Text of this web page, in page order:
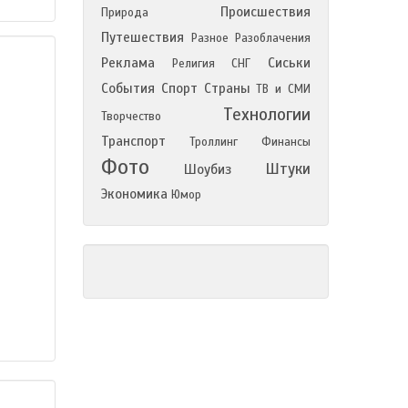
Природа
Происшествия
Путешествия
Разное Разоблачения
Реклама Религия СНГ
Сиськи
События Спорт Страны ТВ и СМИ
Творчество
Технологии
Транспорт Троллинг Финансы
Фото Шоубиз Штуки
Экономика Юмор